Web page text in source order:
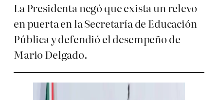
La Presidenta negó que exista un relevo
en puerta en la Secretaría de Educación
Pública y defendió el desempeño de
Mario Delgado.